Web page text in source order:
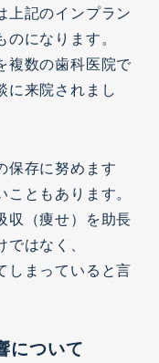
上記のインプラン
のになります。
複数の歯科医院で
に来院されまし
保存に努めます
ともあります。
収（痩せ）を助長
はなく、
しまっていると言
について